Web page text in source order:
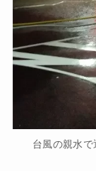
台風の親水